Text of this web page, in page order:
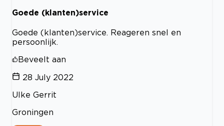
Goede (klanten)service
Goede (klanten)service. Reageren snel en
persoonlijk.
Beveelt aan
28 July 2022
Ulke Gerrit
Groningen